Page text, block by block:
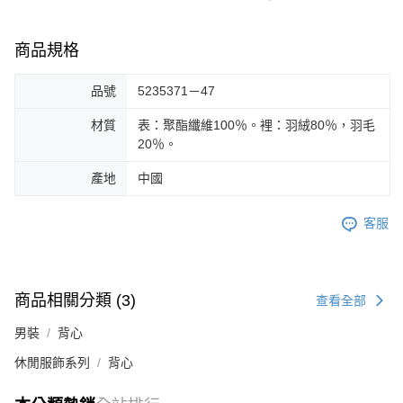
商品規格
品號 5235371－47
材質
表：聚酯纖維100％。裡：羽絨80％，羽毛
20％。
產地 中國
客服
商品相關分類 (3) 查看全部
男裝 背心
休閒服飾系列 背心